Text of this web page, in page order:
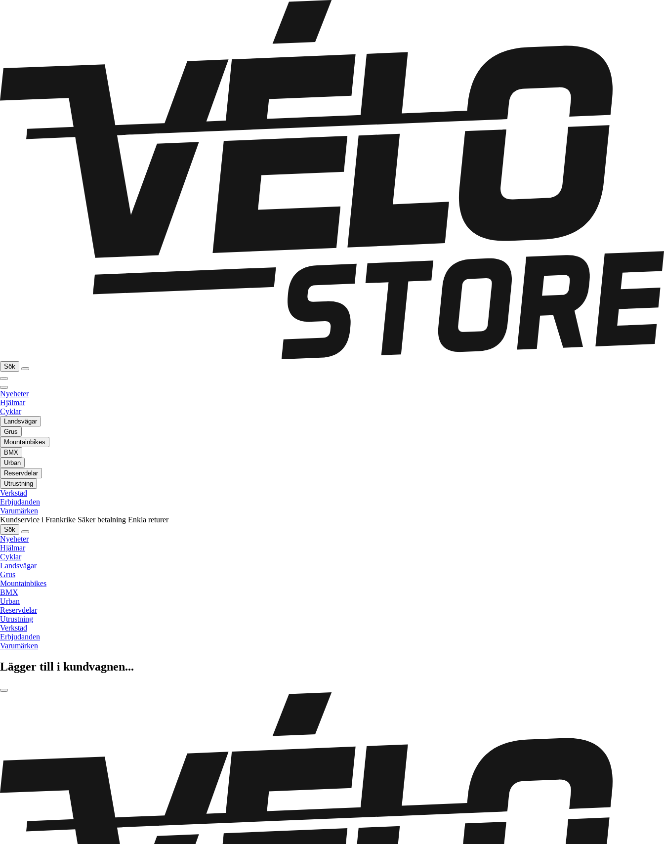
Sök
Nyeheter
Hjälmar
Cyklar
Landsvägar
Grus
Mountainbikes
BMX
Urban
Reservdelar
Utrustning
Verkstad
Erbjudanden
Varumärken
Kundservice i Frankrike Säker betalning Enkla returer
Sök
Nyeheter
Hjälmar
Cyklar
Landsvägar
Grus
Mountainbikes
BMX
Urban
Reservdelar
Utrustning
Verkstad
Erbjudanden
Varumärken
Lägger till i kundvagnen...